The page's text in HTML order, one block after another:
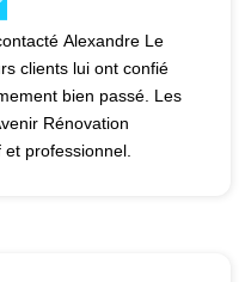
Alexandre Le
clients lui ont confié
bien passé. Les
Rénovation
professionnel.